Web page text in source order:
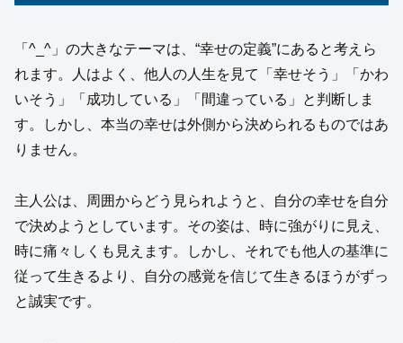
「^_^」の大きなテーマは、“幸せの定義”にあると考えら
れます。人はよく、他人の人生を見て「幸せそう」「かわ
いそう」「成功している」「間違っている」と判断しま
す。しかし、本当の幸せは外側から決められるものではあ
りません。
主人公は、周囲からどう見られようと、自分の幸せを自分
で決めようとしています。その姿は、時に強がりに見え、
時に痛々しくも見えます。しかし、それでも他人の基準に
従って生きるより、自分の感覚を信じて生きるほうがずっ
と誠実です。